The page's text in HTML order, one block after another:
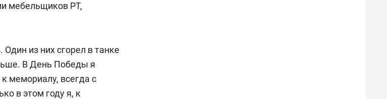
мебельщиков РТ,
из них сгорел в танке
В День Победы я
мемориалу, всегда с
в этом году я, к